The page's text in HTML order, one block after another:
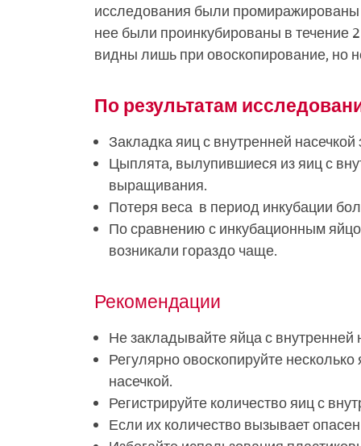
исследования были промиражированы
нее были проинкубированы в течение
видны лишь при овоскопирование, но
По результатам
Закладка яиц с внутренней
Цыплята, вылупившиеся из яиц с
выращивания.
Потеря веса в период инкубации
По сравнению с инкубационным
возникали гораздо чаще.
Рекомендации
Не закладывайте яйца с внутренней
Регулярно овоскопируйте
насечкой.
Регистрируйте количество яиц с
Если их количество вызывает